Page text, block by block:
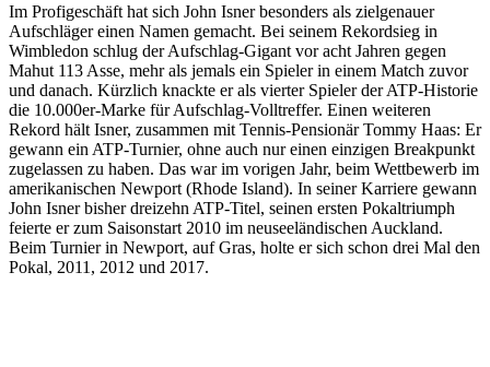
Im Profigeschäft hat sich John Isner besonders als zielgenauer
Aufschläger einen Namen gemacht. Bei seinem Rekordsieg in
Wimbledon schlug der Aufschlag-Gigant vor acht Jahren gegen
Mahut 113 Asse, mehr als jemals ein Spieler in einem Match zuvor
und danach. Kürzlich knackte er als vierter Spieler der ATP-Historie
die 10.000er-Marke für Aufschlag-Volltreffer. Einen weiteren
Rekord hält Isner, zusammen mit Tennis-Pensionär Tommy Haas: Er
gewann ein ATP-Turnier, ohne auch nur einen einzigen Breakpunkt
zugelassen zu haben. Das war im vorigen Jahr, beim Wettbewerb im
amerikanischen Newport (Rhode Island). In seiner Karriere gewann
John Isner bisher dreizehn ATP-Titel, seinen ersten Pokaltriumph
feierte er zum Saisonstart 2010 im neuseeländischen Auckland.
Beim Turnier in Newport, auf Gras, holte er sich schon drei Mal den
Pokal, 2011, 2012 und 2017.